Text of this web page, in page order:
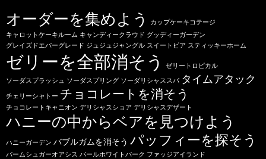
オーダーを集めよう
カップケーキコテージ
キャロットケーキルーム キャンディークラウド グッディーガーデン
グレイズドエバーグレード ジュジュジャングル スイートピア スティッキーホーム
ゼリーを全部消そう
ゼリートロピカル
ソーダスプラッシュ ソーダスプリング ソーダリシャススパ タイムアタック
チェリーシャトー チョコレートを消そう
チョコレートキャニオン デリシャスショア デリシャスデザート
ハニーの中からベアを見つけよう
ハニーガーデン バブルガムを消そう パッフィーを探そう
パームシュガーオアシス パールホワイトパーク ファッジアイランド